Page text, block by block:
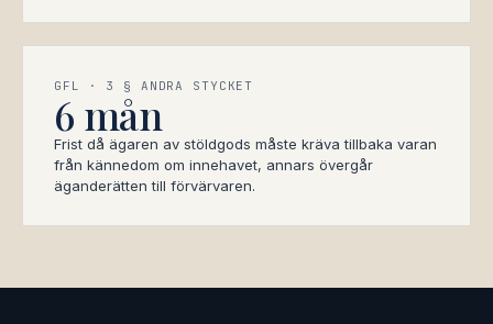
GFL · 3 § ANDRA STYCKET
6 mån
Frist då ägaren av stöldgods måste kräva tillbaka varan
från kännedom om innehavet, annars övergår
äganderätten till förvärvaren.